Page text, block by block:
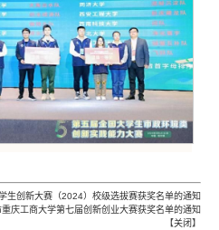
生创新大赛（2024）校级选拔赛获奖名单的通知
庆工商大学第七届创新创业大赛获奖名单的通知
【关闭 】